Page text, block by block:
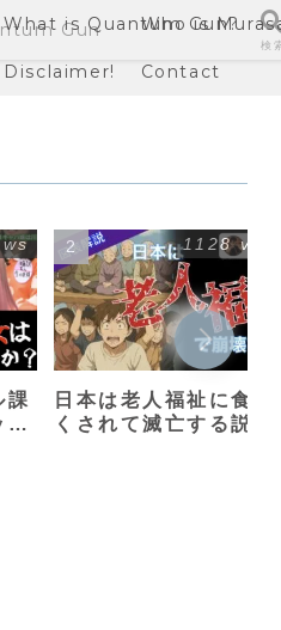
What is Quantum Gun?
Who is
Disclaimer! Contact
課
チ
日本は老人福祉に食い
くされて滅亡する説
1128
Gun
検